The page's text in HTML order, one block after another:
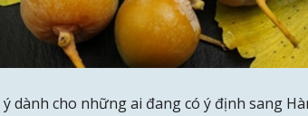
dành cho những ai đang có ý định sang